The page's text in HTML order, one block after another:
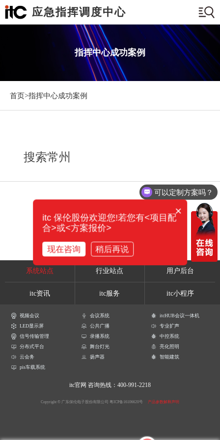
应急指挥调度中心
指挥中心成功案例
首页>指挥中心成功案例
搜索常州
系统站点 行业站点 用户后台
itc资讯 itc服务 itc小程序
视频会议 会议系统
itcHUB会议一体机
LED显示屏
公共广播
专业扩声
信号传输管理
录播系统
中控系统
分布式平台
舞台灯光
亮化照明
云会务
扬声器
智能建筑
pis车载系统
itc官网 咨询热线：400-991-2218
Copyright © 广东保伦电子股份有限公司 粤ICP备16106620号 产品参数解释声明
可以定制方案吗？
×
itc 保伦股份欢迎您!若您有<项目配
合>或<方案报价>
现在咨询 稍后再说